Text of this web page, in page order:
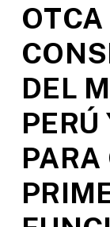
DEL
PARA